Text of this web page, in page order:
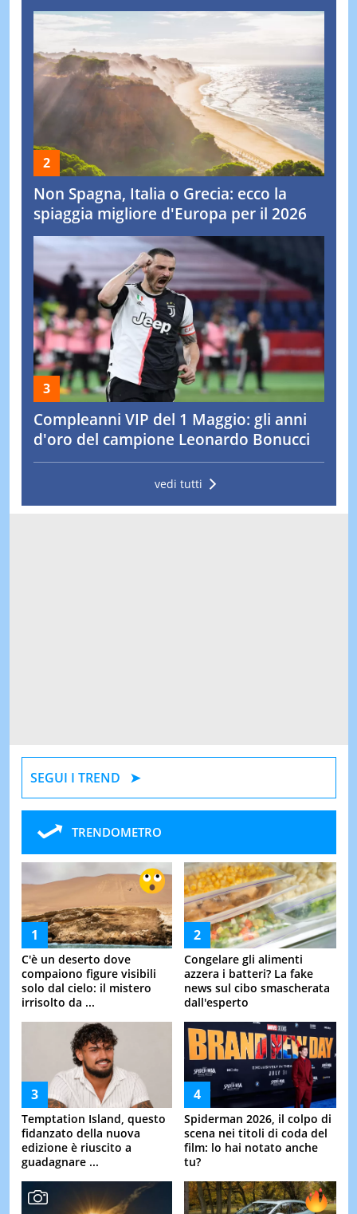
Non Spagna, Italia o Grecia: ecco la
spiaggia migliore d'Europa per il 2026
Compleanni VIP del 1 Maggio: gli anni
d'oro del campione Leonardo Bonucci
vedi tutti
SEGUI I TREND
TRENDOMETRO
C'è un deserto dove
compaiono figure visibili
solo dal cielo: il mistero
irrisolto da ...
Congelare gli alimenti
azzera i batteri? La fake
news sul cibo smascherata
dall'esperto
Temptation Island, questo
fidanzato della nuova
edizione è riuscito a
guadagnare ...
Spiderman 2026, il colpo di
scena nei titoli di coda del
film: lo hai notato anche
tu?